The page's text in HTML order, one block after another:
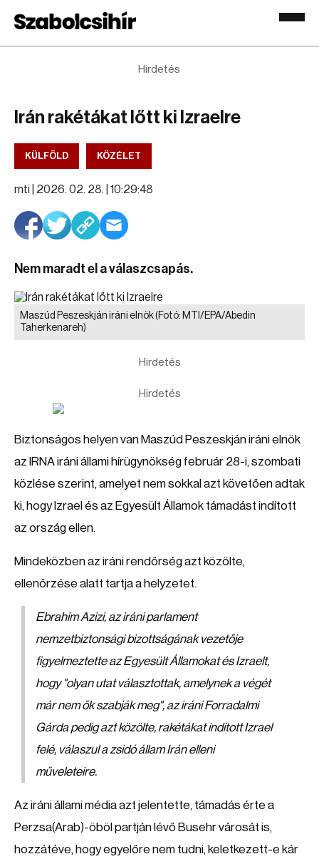
Hirdetés
Irán rakétákat lőtt ki Izraelre
KÜLFÖLD KÖZÉLET
mti | 2026. 02. 28. | 10:29:48
Nem maradt el a válaszcsapás.
Maszúd Peszeskján iráni elnök(Fotó: MTI/EPA/Abedin
Taherkenareh)
Hirdetés
Hirdetés
Biztonságos helyen van Maszúd Peszeskján iráni elnök
az IRNA iráni állami hírügynökség február 28-i, szombati
közlése szerint, amelyet nem sokkal azt követően adtak
ki, hogy Izrael és az Egyesült Államok támadást indított
az ország ellen.
Mindeközben az iráni rendőrség azt közölte,
ellenőrzése alatt tartja a helyzetet.
Ebrahim Azizi, az iráni parlament
nemzetbiztonsági bizottságának vezetője
figyelmeztette az Egyesült Államokat és Izraelt,
hogy "olyan utat választottak, amelynek a végét
már nem ők szabják meg", az iráni Forradalmi
Gárda pedig azt közölte, rakétákat indított Izrael
felé, válaszul a zsidó állam Irán elleni
műveleteire.
Az iráni állami média azt jelentette, támadás érte a
Perzsa(Arab)-öböl partján lévő Busehr városát is,
hozzátéve, hogy egyelőre nem tudni, keletkezett-e kár